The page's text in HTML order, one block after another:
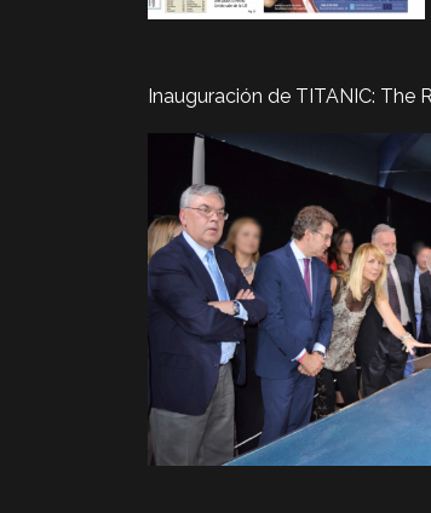
Inauguración de TITANIC: The